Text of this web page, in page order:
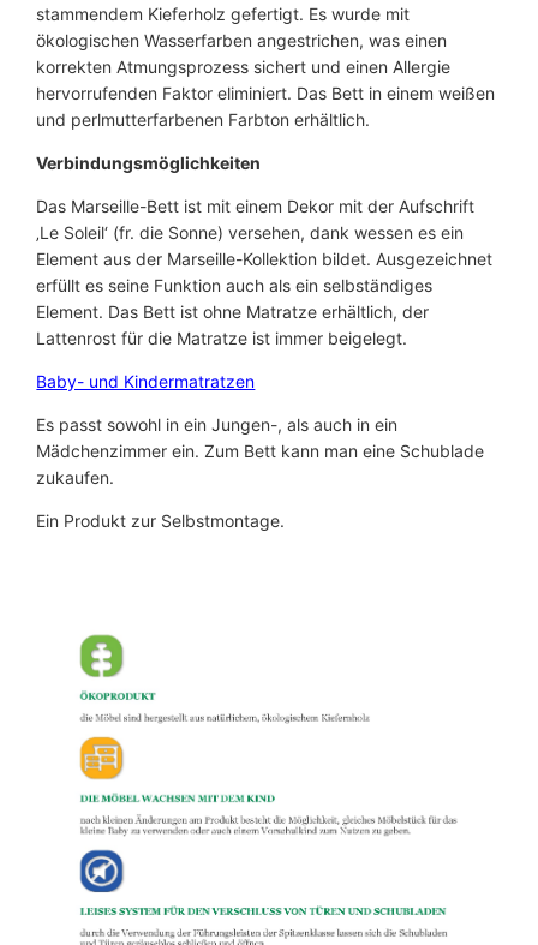
stammendem Kieferholz gefertigt. Es wurde mit
ökologischen Wasserfarben angestrichen, was einen
korrekten Atmungsprozess sichert und einen Allergie
hervorrufenden Faktor eliminiert. Das Bett in einem weißen
und perlmutterfarbenen Farbton erhältlich.
Verbindungsmöglichkeiten
Das Marseille-Bett ist mit einem Dekor mit der Aufschrift
‚Le Soleil‘ (fr. die Sonne) versehen, dank wessen es ein
Element aus der Marseille-Kollektion bildet. Ausgezeichnet
erfüllt es seine Funktion auch als ein selbständiges
Element. Das Bett ist ohne Matratze erhältlich, der
Lattenrost für die Matratze ist immer beigelegt.
Baby- und Kindermatratzen
Es passt sowohl in ein Jungen-, als auch in ein
Mädchenzimmer ein. Zum Bett kann man eine Schublade
zukaufen.
Ein Produkt zur Selbstmontage.